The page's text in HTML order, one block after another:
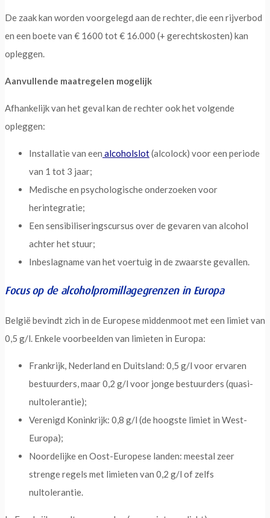
De zaak kan worden voorgelegd aan de rechter, die een rijverbod
en een boete van € 1600 tot € 16.000 (+ gerechtskosten) kan
opleggen.
Aanvullende maatregelen mogelijk
Afhankelijk van het geval kan de rechter ook het volgende
opleggen:
Installatie van een alcoholslot(alcolock) voor een periode
van 1 tot 3 jaar;
Medische en psychologische onderzoeken voor
herintegratie;
Een sensibiliseringscursus over de gevaren van alcohol
achter het stuur;
Inbeslagname van het voertuig in de zwaarste gevallen.
Focus op de alcoholpromillagegrenzen in Europa
België bevindt zich in de Europese middenmoot met een limiet van
0,5 g/l. Enkele voorbeelden van limieten in Europa:
Frankrijk, Nederland en Duitsland: 0,5 g/l voor ervaren
bestuurders, maar 0,2 g/l voor jonge bestuurders (quasi-
nultolerantie);
Verenigd Koninkrijk: 0,8 g/l (de hoogste limiet in West-
Europa);
Noordelijke en Oost-Europese landen: meestal zeer
strenge regels met limieten van 0,2 g/l of zelfs
nultolerantie.